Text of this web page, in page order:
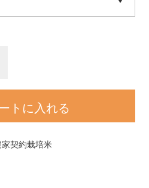
トに入れる
契約栽培米